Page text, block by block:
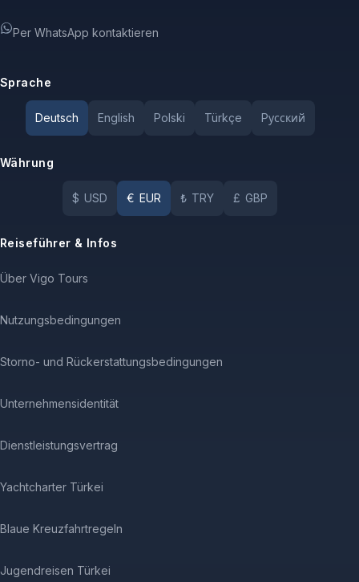
Per WhatsApp kontaktieren
Sprache
Deutsch English Polski Türkçe Pусский
Währung
$ USD € EUR ₺ TRY £ GBP
Reiseführer & Infos
Über Vigo Tours
Nutzungsbedingungen
Storno- und Rückerstattungsbedingungen
Unternehmensidentität
Dienstleistungsvertrag
Yachtcharter Türkei
Blaue Kreuzfahrtregeln
Jugendreisen Türkei